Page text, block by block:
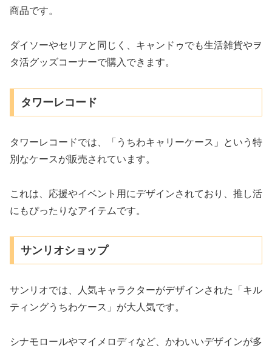
商品です。
ダイソーやセリアと同じく、キャンドゥでも生活雑貨やヲ
タ活グッズコーナーで購入できます。
タワーレコード
タワーレコードでは、「うちわキャリーケース」という特
別なケースが販売されています。
これは、応援やイベント用にデザインされており、推し活
にもぴったりなアイテムです。
サンリオショップ
サンリオでは、人気キャラクターがデザインされた「キル
ティングうちわケース」が大人気です。
シナモロールやマイメロディなど、かわいいデザインが多